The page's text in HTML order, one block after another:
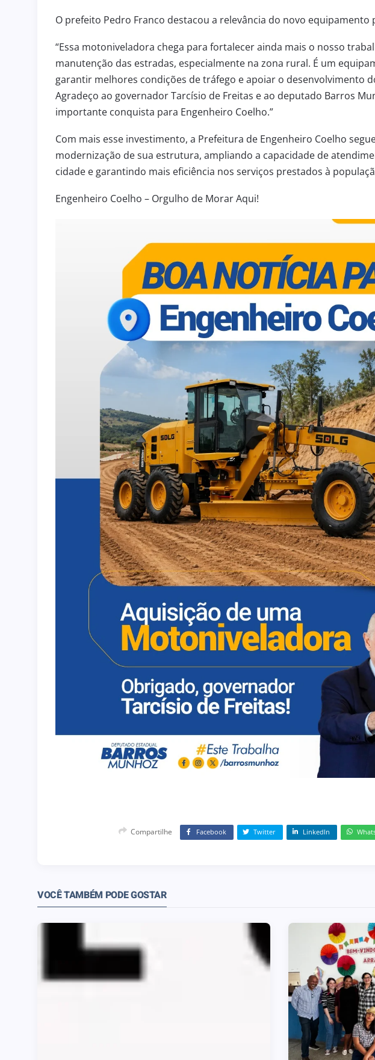
O prefeito Pedro Franco destacou a relevância do novo equipamento
“Essa motoniveladora chega para fortalecer ainda mais o nosso
manutenção das estradas, especialmente na zona rural. É um
garantir melhores condições de tráfego e apoiar o desenvolvimento
Agradeço ao governador Tarcísio de Freitas e ao deputado Barros
importante conquista para Engenheiro Coelho.”
Com mais esse investimento, a Prefeitura de Engenheiro Coelho
modernização de sua estrutura, ampliando a capacidade de
cidade e garantindo mais eficiência nos serviços prestados à
Engenheiro Coelho – Orgulho de Morar Aqui!
Compartilhe Facebook Twitter LinkedIn
VOCÊ TAMBÉM PODE GOSTAR